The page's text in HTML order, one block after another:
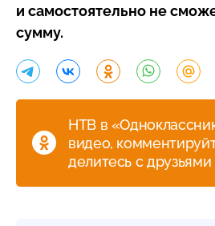
и самостоятельно не
сумму.
НТВ в
видео,
делитесь с друзьями